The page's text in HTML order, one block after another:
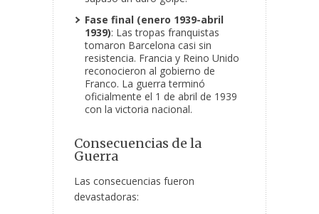
Fase final (enero 1939-abril
1939): Las tropas franquistas
tomaron Barcelona casi sin
resistencia. Francia y Reino Unido
reconocieron al gobierno de
Franco. La guerra terminó
oficialmente el 1 de abril de 1939
con la victoria nacional.
Consecuencias de la
Guerra
Las consecuencias fueron
devastadoras: